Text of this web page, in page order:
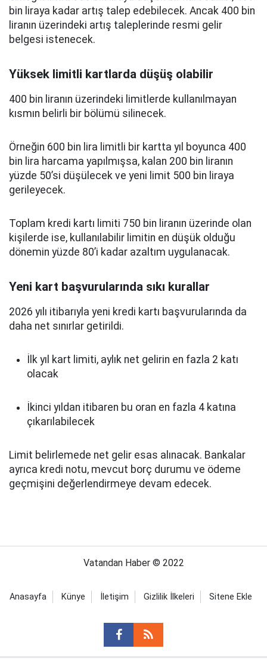
bin liraya kadar artış talep edebilecek. Ancak 400 bin
liranın üzerindeki artış taleplerinde resmi gelir
belgesi istenecek.
Yüksek limitli kartlarda düşüş olabilir
400 bin liranın üzerindeki limitlerde kullanılmayan
kısmın belirli bir bölümü silinecek.
Örneğin 600 bin lira limitli bir kartta yıl boyunca 400
bin lira harcama yapılmışsa, kalan 200 bin liranın
yüzde 50’si düşülecek ve yeni limit 500 bin liraya
gerileyecek.
Toplam kredi kartı limiti 750 bin liranın üzerinde olan
kişilerde ise, kullanılabilir limitin en düşük olduğu
dönemin yüzde 80’i kadar azaltım uygulanacak.
Yeni kart başvurularında sıkı kurallar
2026 yılı itibarıyla yeni kredi kartı başvurularında da
daha net sınırlar getirildi.
İlk yıl kart limiti, aylık net gelirin en fazla 2 katı
olacak
İkinci yıldan itibaren bu oran en fazla 4 katına
çıkarılabilecek
Limit belirlemede net gelir esas alınacak. Bankalar
ayrıca kredi notu, mevcut borç durumu ve ödeme
geçmişini değerlendirmeye devam edecek.
Vatandan Haber © 2022
Anasayfa Künye İletişim Gizlilik İlkeleri Sitene Ekle